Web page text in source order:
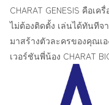
CHARAT GENESIS คือเ
ไม่ต้องติดตั้ง เล่นได้ทันทีจ
มาสร้างตัวละครของคุณเอ
เวอร์ชันพี่น้อง CHARAT